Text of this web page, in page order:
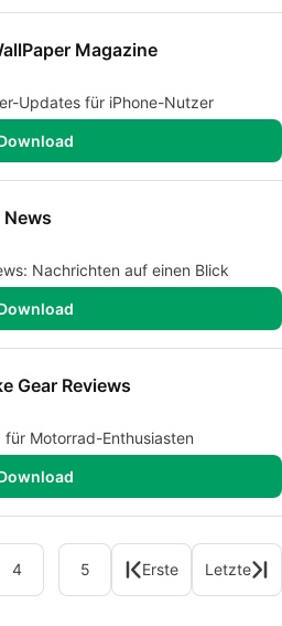
Magazine
Updates für iPhone-Nutzer
Nachrichten auf einen Blick
Gear Reviews
für Motorrad-Enthusiasten
4 5 Erste Letzte